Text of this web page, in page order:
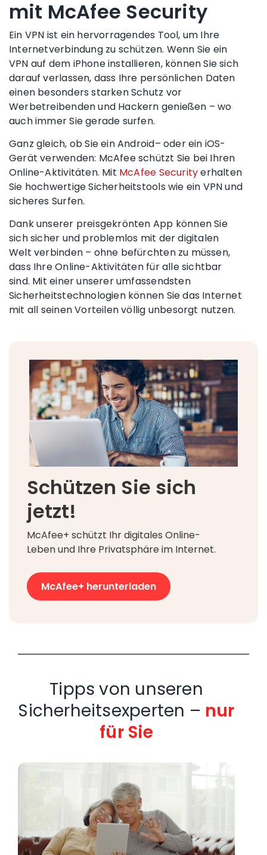
mit McAfee Security
Ein VPN ist ein hervorragendes Tool, um Ihre
Internetverbindungzu schützen. Wenn Sie ein
VPN auf dem iPhoneinstallieren, können Sie sich
darauf verlassen, dass Ihre persönlichen Daten
einen besonders starken Schutz vor
Werbetreibendenund Hackern genießen – wo
auch immer Sie gerade surfen.
Ganz gleich, ob Sie einAndroid– oder ein iOS-
Gerät verwenden: McAfee schützt Sie bei Ihren
Online-Aktivitäten. Mit McAfee Securityerhalten
Sie hochwertige Sicherheitstools wie ein VPN und
sicheres Surfen.
Dank unserer preisgekrönten App können Sie
sich sicher und problemlos mit der digitalen
Welt verbinden – ohne befürchten zu müssen,
dass Ihre Online-Aktivitäten für alle sichtbar
sind. Mit einer unserer umfassendsten
Sicherheitstechnologien können Sie das Internet
mit all seinen Vorteilen völlig unbesorgt nutzen.
Schützen Sie sich
jetzt!
McAfee+ schützt Ihr digitales Online-
Leben und Ihre Privatsphäre im Internet.
McAfee+ herunterladen
Tipps von unseren
Sicherheitsexperten – nur
für Sie